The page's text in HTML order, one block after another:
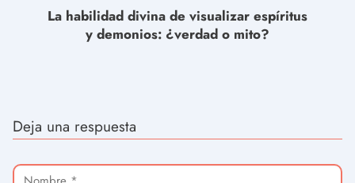
La habilidad divina de visualizar espíritus
y demonios: ¿verdad o mito?
Deja una respuesta